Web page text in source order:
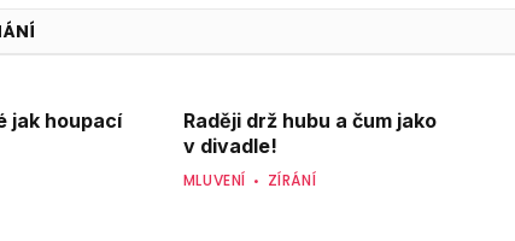
jak houpací
Raději drž hubu a čum jako
v divadle!
MLUVENÍ ZÍRÁNÍ